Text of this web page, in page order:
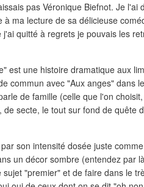
pas Véronique Biefnot. Je l'ai
à ma lecture de sa délicieuse
quitté à regrets je pouvais les
est une histoire dramatique aux
commun avec "Aux anges" dans
de famille (celle que l'on
de secte, le tout sur fond de quête
son intensité dosée juste
un décor sombre (entendez par
"premier" et de faire dans le